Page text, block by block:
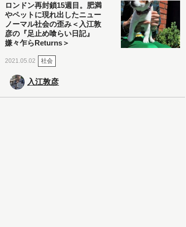
ロンドン再封鎖15週目。肥満
やペットに現れ出したニュー
ノーマル社会の歪み＜入江敦
彦の『足止め喰らい日記』
嫌々乍らReturns＞
2021.05.02 社会
入江敦彦